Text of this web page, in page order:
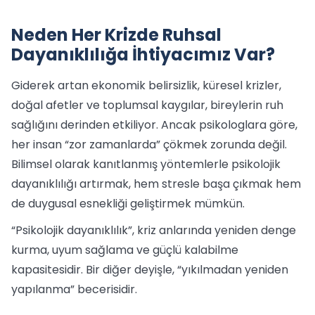
Neden Her Krizde Ruhsal
Dayanıklılığa İhtiyacımız Var?
Giderek artan ekonomik belirsizlik, küresel krizler,
doğal afetler ve toplumsal kaygılar, bireylerin ruh
sağlığını derinden etkiliyor. Ancak psikologlara göre,
her insan “zor zamanlarda” çökmek zorunda değil.
Bilimsel olarak kanıtlanmış yöntemlerle psikolojik
dayanıklılığı artırmak, hem stresle başa çıkmak hem
de duygusal esnekliği geliştirmek mümkün.
“Psikolojik dayanıklılık”, kriz anlarında yeniden denge
kurma, uyum sağlama ve güçlü kalabilme
kapasitesidir. Bir diğer deyişle, “yıkılmadan yeniden
yapılanma” becerisidir.